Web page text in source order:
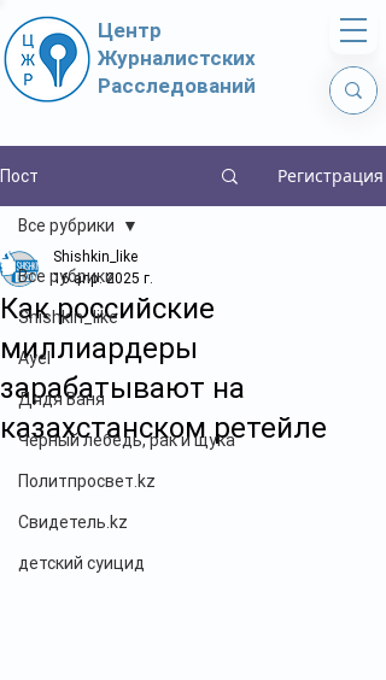
Центр
Журналистских
Расследований
Пост Регистрация
Все рубрики
Shishkin_like
Ayel
Дядя Ваня
Чёрный лебедь, рак и щука
Политпросвет.kz
Свидетель.kz
детский суицид
Все рубрики
Как российские
миллиардеры
зарабатывают на
казахстанском ретейле
Shishkin_like
16 апр. 2025 г.